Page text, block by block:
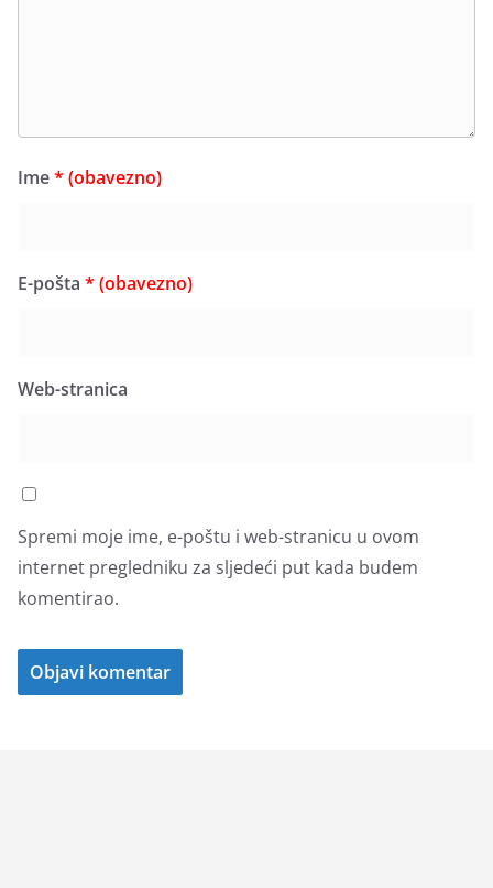
Ime* (obavezno)
E-pošta * (obavezno)
Web-stranica
Spremi moje ime, e-poštu i web-stranicu u ovom
internet pregledniku za sljedeći put kada budem
komentirao.